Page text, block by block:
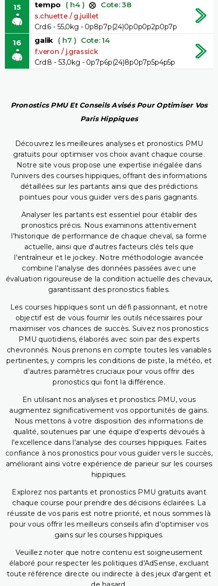
15 tempo ( h4 ) Cote: 38
s.chuette / g.juillet
Crd:6 - 55,0kg - 0p8p7p(24)0p0p0p2p0p7p
16 galik ( h7 ) Cote: 14
f.veron / j.grassick
Crd:8 - 53,0kg - 0p7p6p(24)8p0p7p5p4p5p
Pronostics PMU Et Conseils Avisés Pour Optimiser Vos
Paris Hippiques
Découvrez les meilleures analyses et pronostics PMU
gratuits pour optimiser vos choix avant chaque course.
Notre site vous propose une expertise inégalée dans
l'univers des courses hippiques, offrant des informations
détaillées sur les partants ainsi que des prédictions
pointues pour vous guider vers des paris gagnants.
Analyser les partants est essentiel pour établir des
pronostics précis. Nous examinons attentivement
l'historique de performance de chaque cheval, sa forme
actuelle, ainsi que d'autres facteurs clés tels que
l'entraîneur et le jockey. Notre méthodologie avancée
combine l'analyse des données passées avec une
évaluation rigoureuse de la condition actuelle des chevaux,
garantissant des pronostics fiables.
Les courses hippiques sont un défi passionnant, et notre
objectif est de vous fournir les outils nécessaires pour
maximiser vos chances de succès. Suivez nos pronostics
PMU quotidiens, élaborés avec soin par des experts
chevronnés. Nous prenons en compte toutes les variables
pertinentes, y compris les conditions de piste, la météo, et
d'autres paramètres cruciaux pour vous offrir des
pronostics qui font la différence.
En utilisant nos analyses et pronostics PMU, vous
augmentez significativement vos opportunités de gains.
Nous mettons à votre disposition des informations de
qualité, soutenues par une équipe d'experts dévoués à
l'excellence dans l'analyse des courses hippiques. Faites
confiance à nos pronostics pour vous guider vers le succès,
améliorant ainsi votre expérience de parieur sur les courses
hippiques.
Explorez nos partants et pronostics PMU gratuits avant
chaque course pour prendre des décisions éclairées. La
réussite de vos paris est notre priorité, et nous sommes là
pour vous offrir les meilleurs conseils afin d'optimiser vos
gains sur les courses hippiques.
Veuillez noter que notre contenu est soigneusement
élaboré pour respecter les politiques d'AdSense, excluant
toute référence directe ou indirecte à des jeux d'argent et